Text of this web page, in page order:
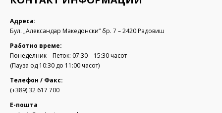
Адреса:
Бул. „Александар Македонски“ бр. 7 – 2420 Радовиш
Работно време:
Понеделник – Петок: 07:30 – 15:30 часот
(Пауза од 10:30 до 11:00 часот)
Телефон / Факс:
(+389) 32 617 700
Е-пошта